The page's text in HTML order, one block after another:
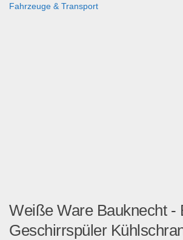
Fahrzeuge & Transport
Weiße Ware Bauknecht -
Geschirrspüler